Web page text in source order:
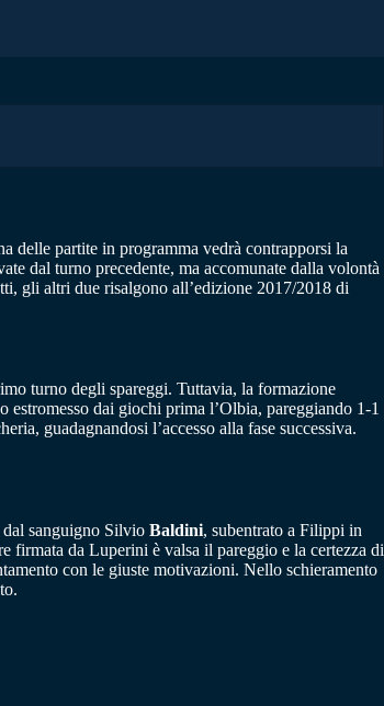
delle partite in programma vedrà contrapporsi la
dal turno precedente, ma accomunate dalla volontà
gli altri due risalgono all’edizione 2017/2018 di
turno degli spareggi. Tuttavia, la formazione
dai giochi prima l’Olbia, pareggiando 1-1
guadagnandosi l’accesso alla fase successiva.
sanguigno Silvio Baldini, subentrato a Filippi in
firmata da Luperini è valsa il pareggio e la certezza di
con le giuste motivazioni. Nello schieramento